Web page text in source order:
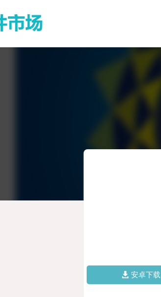
安卓下载